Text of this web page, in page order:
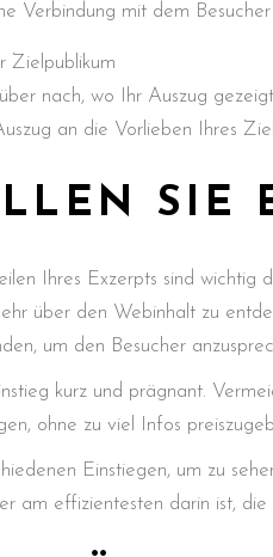
Verbindung mit dem
Zielpublikum
nach, wo Ihr Auszug
an die Vorlieben Ihres
SIE
Ihres Exzerpts sind wichtig
über den Webinhalt zu
um den Besucher
kurz und prägnant.
ohne zu viel Infos
Einstiegen, um zu
am effizientesten darin ist,